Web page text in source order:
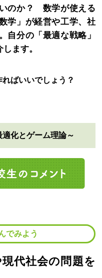
のか？ 数学が使える
学」が経営や工学、社
自分の「最適な戦略」
ます。
ばいいでしょう？
化とゲーム理論～
でみよう
代社会の問題を